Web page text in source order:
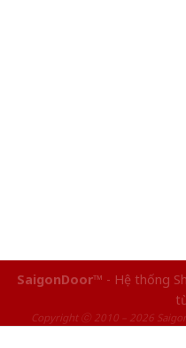
SaigonDoor™ - Hệ thống
Copyright ⓒ 2010 – 2026